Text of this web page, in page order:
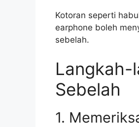
Kotoran seperti
earphone boleh
sebelah.
Langkah-
Sebelah
1.